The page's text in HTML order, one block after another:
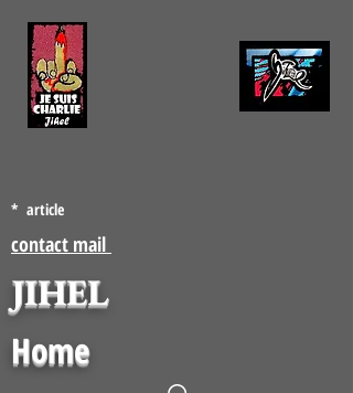
* article
contact mail
JIHEL
Home